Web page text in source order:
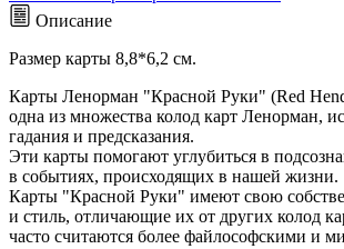
Описание
Размер карты 8,8*6,2 см.
Карты Ленорман "Красной Руки" (Red
одна из множества колод карт Ленорман,
гадания и предсказания.
Эти карты помогают углубиться в
в событиях, происходящих в нашей жизни.
Карты "Красной Руки" имеют свою
и стиль, отличающие их от других колод
часто считаются более файлософскими и